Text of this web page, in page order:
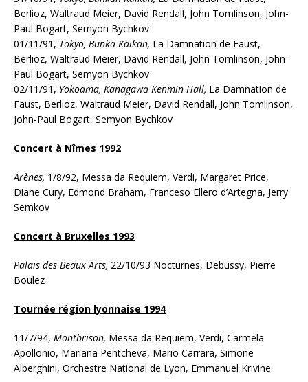
Berlioz, Waltraud Meier, David Rendall, John Tomlinson, John-
Paul Bogart, Semyon Bychkov
01/11/91, Tokyo, Bunka Kaikan, La Damnation de Faust,
Berlioz, Waltraud Meier, David Rendall, John Tomlinson, John-
Paul Bogart, Semyon Bychkov
02/11/91, Yokoama, Kanagawa Kenmin Hall, La Damnation de
Faust, Berlioz, Waltraud Meier, David Rendall, John Tomlinson,
John-Paul Bogart, Semyon Bychkov
Concert à Nîmes 1992
Arènes, 1/8/92, Messa da Requiem, Verdi, Margaret Price,
Diane Cury, Edmond Braham, Franceso Ellero d’Artegna, Jerry
Semkov
Concert à Bruxelles 1993
Palais des Beaux Arts, 22/10/93 Nocturnes, Debussy, Pierre
Boulez
Tournée région lyonnaise 1994
11/7/94, Montbrison, Messa da Requiem, Verdi, Carmela
Apollonio, Mariana Pentcheva, Mario Carrara, Simone
Alberghini, Orchestre National de Lyon, Emmanuel Krivine